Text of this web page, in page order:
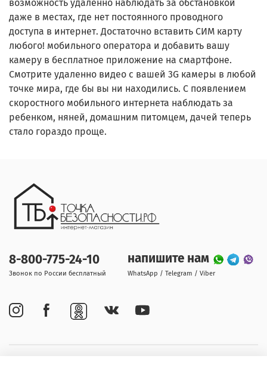
возможность удаленно наблюдать за обстановкой
даже в местах, где нет постоянного проводного
доступа в интернет. Достаточно вставить СИМ карту
любого! мобильного оператора и добавить вашу
камеру в бесплатное приложение на смартфоне.
Смотрите удаленно видео с вашей 3G камеры в любой
точке мира, где бы вы ни находились. С появлением
скоростного мобильного интернета наблюдать за
ребенком, няней, домашним питомцем, дачей теперь
стало гораздо проще.
8-800-775-24-10
Звонок по России бесплатный
напишите нам
WhatsApp / Telegram / Viber